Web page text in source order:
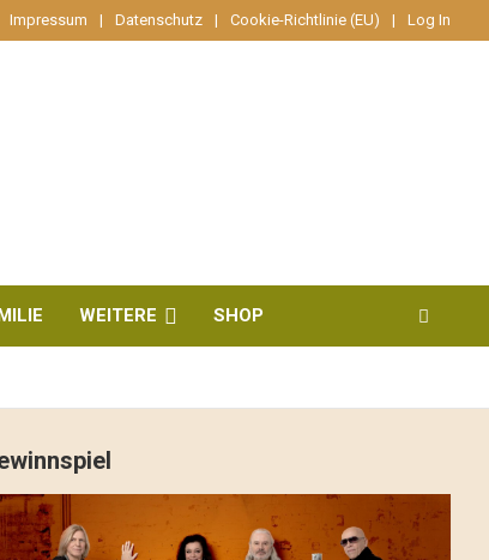
Impressum Datenschutz Cookie-Richtlinie (EU) Log In
WEITERE SHOP